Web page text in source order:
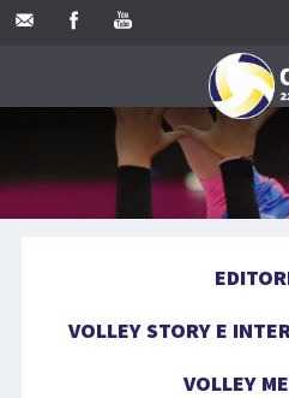
VOLLEY STORY E
VOLLEY